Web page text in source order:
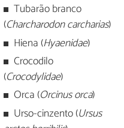
Tubarão branco
(Charcharodon carcharias)
Hiena (Hyaenidae)
Crocodilo
(Crocodylidae)
Orca (Orcinus orca)
Urso-cinzento (Ursus